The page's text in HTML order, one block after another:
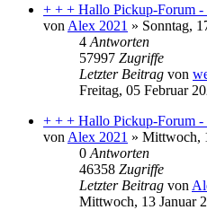
+ + + Hallo Pickup-Forum
von Alex 2021 » Sonntag,
4 Antworten
57997 Zugriffe
Letzter Beitrag von
Freitag, 05 Februar
+ + + Hallo Pickup-Forum
von Alex 2021 » Mittwoch,
0 Antworten
46358 Zugriffe
Letzter Beitrag von
Mittwoch, 13 Januar